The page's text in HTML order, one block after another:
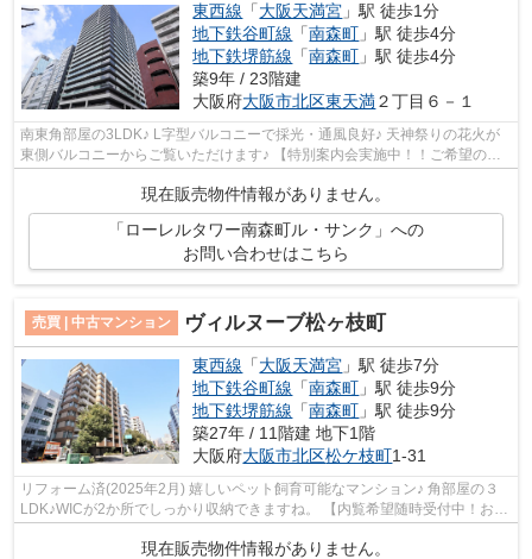
東西線 「大阪天満宮 」駅 徒歩1分
地下鉄谷町線 「南森町 」駅 徒歩4分
地下鉄堺筋線 「南森町 」駅 徒歩4分
築9年 / 23階建
大阪府大阪市北区東天満２丁目６－１
南東角部屋の3LDK♪ L字型バルコニーで採光・通風良好♪ 天神祭りの花火が
東側バルコニーからご覧いただけます♪ 【特別案内会実施中！！ご希望の日
現在販売物件情報がありません。
「ローレルタワー南森町ル・サンク」への
お問い合わせはこちら
売買 | 中古マンション ヴィルヌーブ松ヶ枝町
東西線 「大阪天満宮 」駅 徒歩7分
地下鉄谷町線 「南森町 」駅 徒歩9分
地下鉄堺筋線 「南森町 」駅 徒歩9分
築27年 / 11階建 地下1階
大阪府大阪市北区松ケ枝町1-31
リフォーム済(2025年2月) 嬉しいペット飼育可能なマンション♪ 角部屋の３
LDK♪WICが2か所でしっかり収納できますね。 【内覧希望随時受付中！お気
軽にご連絡ください♪】
現在販売物件情報がありません。